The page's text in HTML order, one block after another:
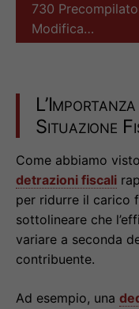
730
Modifica…
Situazione
Come abbiamo
detrazioni fiscali
per ridurre il carico
sottolineare che
variare a seconda
contribuente.
Ad esempio, una